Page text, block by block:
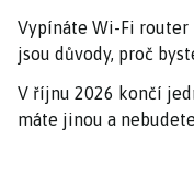
Vypínáte Wi-Fi router
jsou důvody, proč
V říjnu 2026 končí
máte jinou a